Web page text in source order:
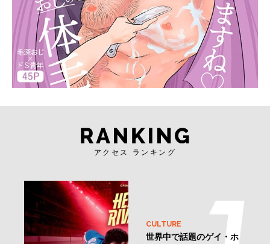
アクセス ランキング
CULTURE
世界中で話題のゲイ・ホ